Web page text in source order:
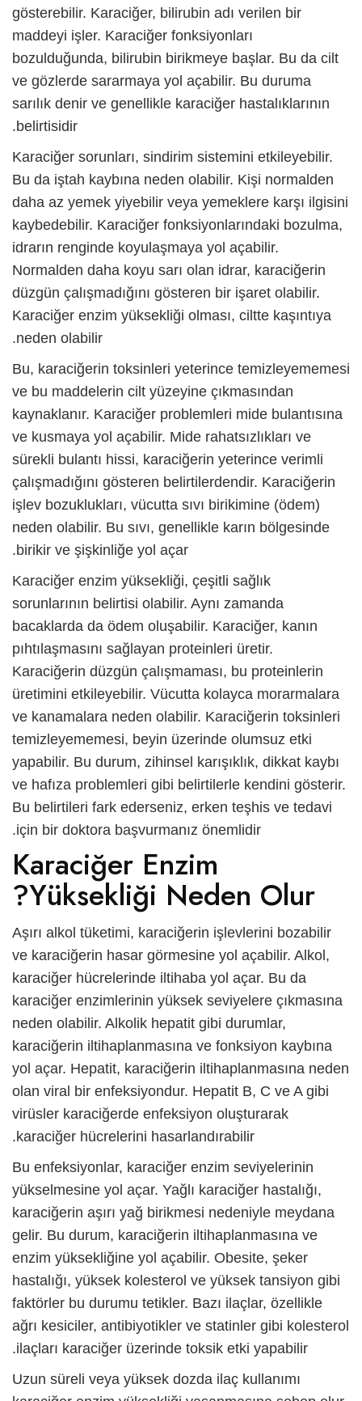
gösterebilir. Karaciğer, bilirubin adı verilen bir
maddeyi işler. Karaciğer fonksiyonları
bozulduğunda, bilirubin birikmeye başlar. Bu da cilt
ve gözlerde sararmaya yol açabilir. Bu duruma
sarılık denir ve genellikle karaciğer hastalıklarının
belirtisidir.
Karaciğer sorunları, sindirim sistemini etkileyebilir.
Bu da iştah kaybına neden olabilir. Kişi normalden
daha az yemek yiyebilir veya yemeklere karşı ilgisini
kaybedebilir. Karaciğer fonksiyonlarındaki bozulma,
idrarın renginde koyulaşmaya yol açabilir.
Normalden daha koyu sarı olan idrar, karaciğerin
düzgün çalışmadığını gösteren bir işaret olabilir.
Karaciğer enzim yüksekliği olması, ciltte kaşıntıya
neden olabilir.
Bu, karaciğerin toksinleri yeterince temizleyememesi
ve bu maddelerin cilt yüzeyine çıkmasından
kaynaklanır. Karaciğer problemleri mide bulantısına
ve kusmaya yol açabilir. Mide rahatsızlıkları ve
sürekli bulantı hissi, karaciğerin yeterince verimli
çalışmadığını gösteren belirtilerdendir. Karaciğerin
işlev bozuklukları, vücutta sıvı birikimine (ödem)
neden olabilir. Bu sıvı, genellikle karın bölgesinde
birikir ve şişkinliğe yol açar.
Karaciğer enzim yüksekliği, çeşitli sağlık
sorunlarının belirtisi olabilir. Aynı zamanda
bacaklarda da ödem oluşabilir. Karaciğer, kanın
pıhtılaşmasını sağlayan proteinleri üretir.
Karaciğerin düzgün çalışmaması, bu proteinlerin
üretimini etkileyebilir. Vücutta kolayca morarmalara
ve kanamalara neden olabilir. Karaciğerin toksinleri
temizleyememesi, beyin üzerinde olumsuz etki
yapabilir. Bu durum, zihinsel karışıklık, dikkat kaybı
ve hafıza problemleri gibi belirtilerle kendini gösterir.
Bu belirtileri fark ederseniz, erken teşhis ve tedavi
için bir doktora başvurmanız önemlidir.
Karaciğer Enzim
Yüksekliği Neden Olur?
Aşırı alkol tüketimi, karaciğerin işlevlerini bozabilir
ve karaciğerin hasar görmesine yol açabilir. Alkol,
karaciğer hücrelerinde iltihaba yol açar. Bu da
karaciğer enzimlerinin yüksek seviyelere çıkmasına
neden olabilir. Alkolik hepatit gibi durumlar,
karaciğerin iltihaplanmasına ve fonksiyon kaybına
yol açar. Hepatit, karaciğerin iltihaplanmasına neden
olan viral bir enfeksiyondur. Hepatit B, C ve A gibi
virüsler karaciğerde enfeksiyon oluşturarak
karaciğer hücrelerini hasarlandırabilir.
Bu enfeksiyonlar, karaciğer enzim seviyelerinin
yükselmesine yol açar. Yağlı karaciğer hastalığı,
karaciğerin aşırı yağ birikmesi nedeniyle meydana
gelir. Bu durum, karaciğerin iltihaplanmasına ve
enzim yüksekliğine yol açabilir. Obesite, şeker
hastalığı, yüksek kolesterol ve yüksek tansiyon gibi
faktörler bu durumu tetikler. Bazı ilaçlar, özellikle
ağrı kesiciler, antibiyotikler ve statinler gibi kolesterol
ilaçları karaciğer üzerinde toksik etki yapabilir.
Uzun süreli veya yüksek dozda ilaç kullanımı